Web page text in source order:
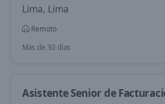
Lima, Lima
Remoto
Más de 30 días
Asistente Senior de